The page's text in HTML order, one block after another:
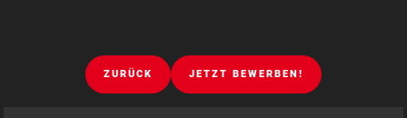
ZURÜCK JETZT BEWERBEN!